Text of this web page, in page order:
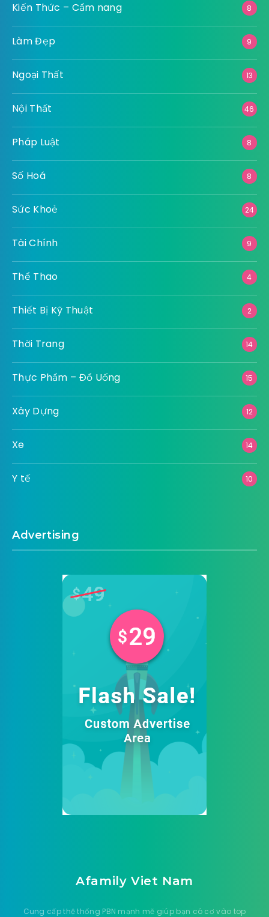
Kiến Thức – Cẩm nang 8
Làm Đẹp 9
Ngoại Thất 13
Nội Thất 46
Pháp Luật 8
Số Hoá 8
Sức Khoẻ 24
Tài Chính 9
Thể Thao 4
Thiết Bị Kỹ Thuật 2
Thời Trang 14
Thực Phẩm – Đồ Uống 15
Xây Dựng 12
Xe 14
Y tế 10
Advertising
Afamily Viet Nam
Cung cấp thệ thống PBN mạnh mẽ giúp bạn có cơ vào top